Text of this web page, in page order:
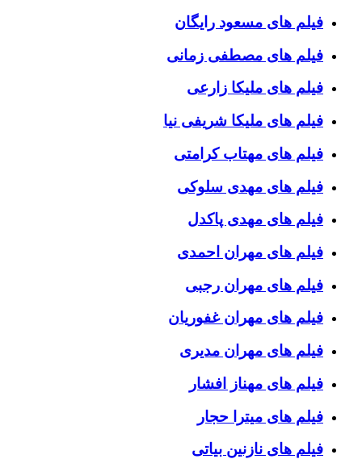
فیلم های مسعود رایگان
فیلم های مصطفی زمانی
فیلم های ملیکا زارعی
فیلم های ملیکا شریفی نیا
فیلم های مهتاب کرامتی
فیلم های مهدی سلوکی
فیلم های مهدی پاکدل
فیلم های مهران احمدی
فیلم های مهران رجبی
فیلم های مهران غفوریان
فیلم های مهران مدیری
فیلم های مهناز افشار
فیلم های میترا حجار
فیلم های نازنین بیاتی